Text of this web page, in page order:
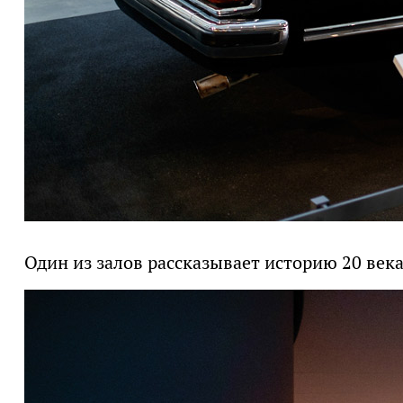
Один из залов рассказывает историю 20